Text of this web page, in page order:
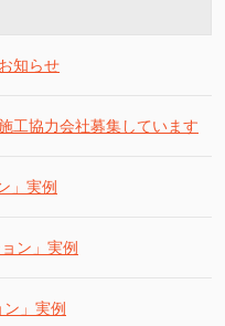
知らせ
協力会社募集しています
」実例
ン」実例
」実例